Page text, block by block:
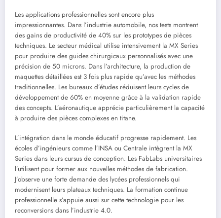
Les applications professionnelles sont encore plus
impressionnantes. Dans l’industrie automobile, nos tests montrent
des gains de productivité de 40% sur les prototypes de pièces
techniques. Le secteur médical utilise intensivement la MX Series
pour produire des guides chirurgicaux personnalisés avec une
précision de 50 microns. Dans l’architecture, la production de
maquettes détaillées est 3 fois plus rapide qu’avec les méthodes
traditionnelles. Les bureaux d’études réduisent leurs cycles de
développement de 60% en moyenne grâce à la validation rapide
des concepts. L’aéronautique apprécie particulièrement la capacité
à produire des pièces complexes en titane.
L’intégration dans le monde éducatif progresse rapidement. Les
écoles d’ingénieurs comme l’INSA ou Centrale intègrent la MX
Series dans leurs cursus de conception. Les FabLabs universitaires
l’utilisent pour former aux nouvelles méthodes de fabrication.
J’observe une forte demande des lycées professionnels qui
modernisent leurs plateaux techniques. La formation continue
professionnelle s’appuie aussi sur cette technologie pour les
reconversions dans l’industrie 4.0.